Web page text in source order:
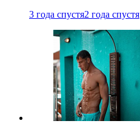
3 года спустя2 года спустя